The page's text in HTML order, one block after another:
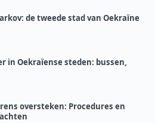
de tweede stad van Oekraïne
in Oekraïense steden: bussen,
oversteken: Procedures en